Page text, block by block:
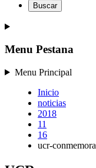
Buscar
Menu Pestana
Menu Principal
Inicio
noticias
2018
11
16
ucr-